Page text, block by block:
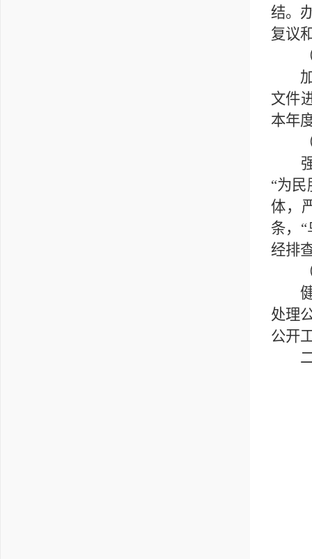
结。
复议
（
加
文件
本年
（
强
“为民
体，
条，
经排
（
健
处理
公开
二